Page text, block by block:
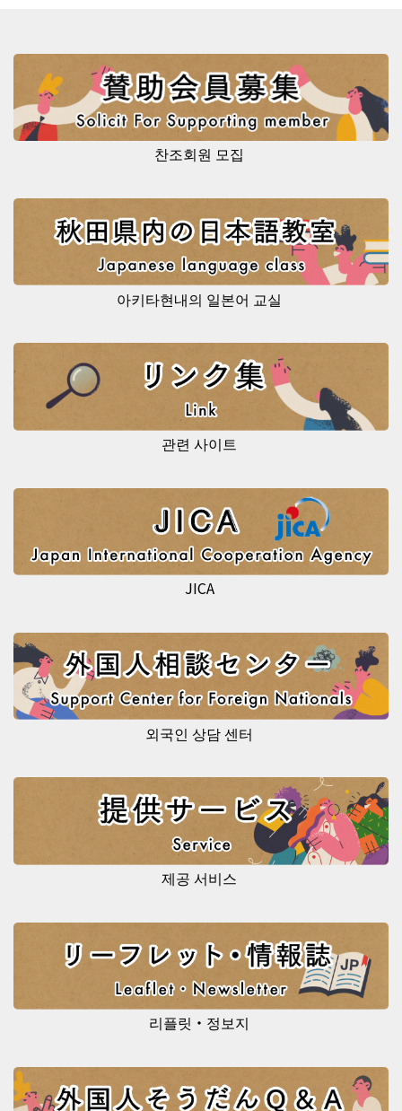
찬조회원 모집
아키타현내의 일본어 교실
관련 사이트
JICA
외국인 상담 센터
제공 서비스
리플릿・정보지